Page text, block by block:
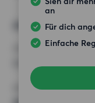
an
Für dich
Einfache
Alternative
ZIMMER
MINDESTANZAHL AN